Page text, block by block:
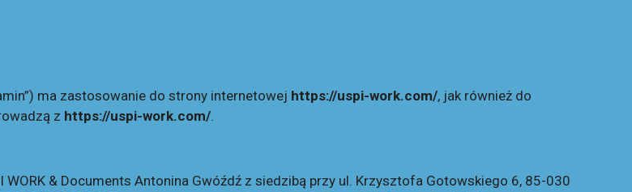
ma zastosowanie do strony internetowej https://uspi-work.com/, jak również do
z https://uspi-work.com/.
& Documents Antonina Gwóźdź z siedzibą przy ul. Krzysztofa Gotowskiego 6, 85-030